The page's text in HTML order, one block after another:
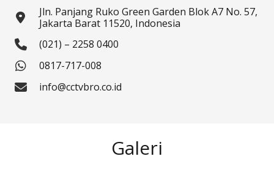
Jln. Panjang Ruko Green Garden Blok A7 No. 57,
Jakarta Barat 11520, Indonesia
(021) – 2258 0400
0817-717-008
info@cctvbro.co.id
Galeri